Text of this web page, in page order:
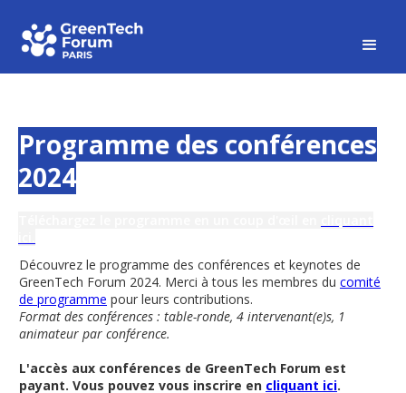
Programme des conférences
2024
Découvrez le programme des conférences et keynotes de
GreenTech Forum 2024. Merci à tous les membres du comité
de programme pour leurs contributions.
Format des conférences : table-ronde, 4 intervenant(e)s, 1
animateur par conférence.
L'accès aux conférences de GreenTech Forum est
payant. Vous pouvez vous inscrire en cliquant ici.